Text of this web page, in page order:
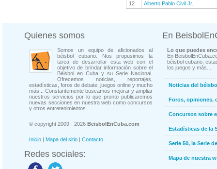
12
Alberto Pablo Civil Jr.
Quienes somos
Somos un equipo de aficionados al
béisbol cubano. Nos propusimos la
tarea de desarrollar esta web con el
objetivo de brindar información sobre el
Béisbol en Cuba y su Serie Nacional.
Ofrecemos noticias, reportajes,
estadísticas, foros de debate, juegos online y mucho
más... Constantemente buscamos mejorar y ampliar
nuestros servicios por lo que pronto publicaremos
nuevas secciones en nuestra web como concursos
y otros entretenimientos.
© copyright 2009 - 2026 BeisbolEnCuba.com
Inicio | Mapa del sitio | Contacto
Redes sociales:
En
Lo que puedes
En
béisbol cubano,
los juegos y más...
Noticias del
Foros, opiniones,
Concursos sobre
Estadísticas de la
Serie 50, la Serie
Mapa de nuestra